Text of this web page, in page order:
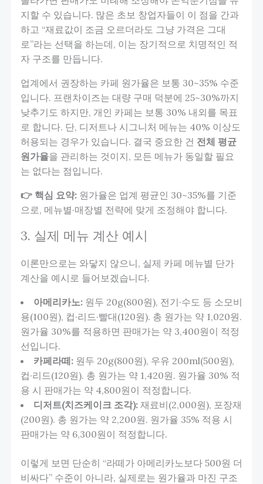
지할 수 있습니다. 많은 초보 창업자들이 이 점을 간과
하고 “재료값이 조금 오르더라도 그냥 가격은 그대
로”라는 선택을 하는데, 이는 장기적으로 치명적인 적
자 구조를 만듭니다.
업계에서 권장하는 카페 원가율은 보통 30~35% 수준
입니다. 프랜차이즈는 대량 구매 덕분에 25~30%까지
낮추기도 하지만, 개인 카페는 보통 30% 내외를 목표
로 합니다. 단, 디저트나 시그니처 메뉴는 40% 이상도
허용되는 경우가 있습니다. 결국 중요한 건 전체 평균
원가율을 관리하는 것이지, 모든 메뉴가 동일할 필요
는 없다는 점입니다.
👉 핵심 요약:원가율은 업계 평균인 30~35%를 기준
으로, 메뉴별·매장별 전략에 맞게 조정해야 합니다.
3. 실제 메뉴 계산 예시
이론만으로는 와닿지 않으니, 실제 카페 메뉴별 단가
계산을 예시로 들어보겠습니다.
아메리카노:원두 20g(800원), 전기·수도 등 소모비
용(100원), 컵·리드·빨대(120원). 총 원가는 약 1,020원.
원가율 30%를 적용하면 판매가는 약 3,400원이 적정
선입니다.
카페라떼:원두 20g(800원), 우유 200ml(500원),
컵·리드(120원). 총 원가는 약 1,420원. 원가율 30% 적
용 시 판매가는 약 4,800원이 적정합니다.
디저트(치즈케이크 조각):재료비(2,000원), 포장재
(200원). 총 원가는 약 2,200원. 원가율 35% 적용 시
판매가는 약 6,300원이 적정합니다.
이렇게 보면 단순히 “라떼가 아메리카노보다 500원 더
비싸다” 수준이 아니라, 실제로는 원가율과 마진 구조